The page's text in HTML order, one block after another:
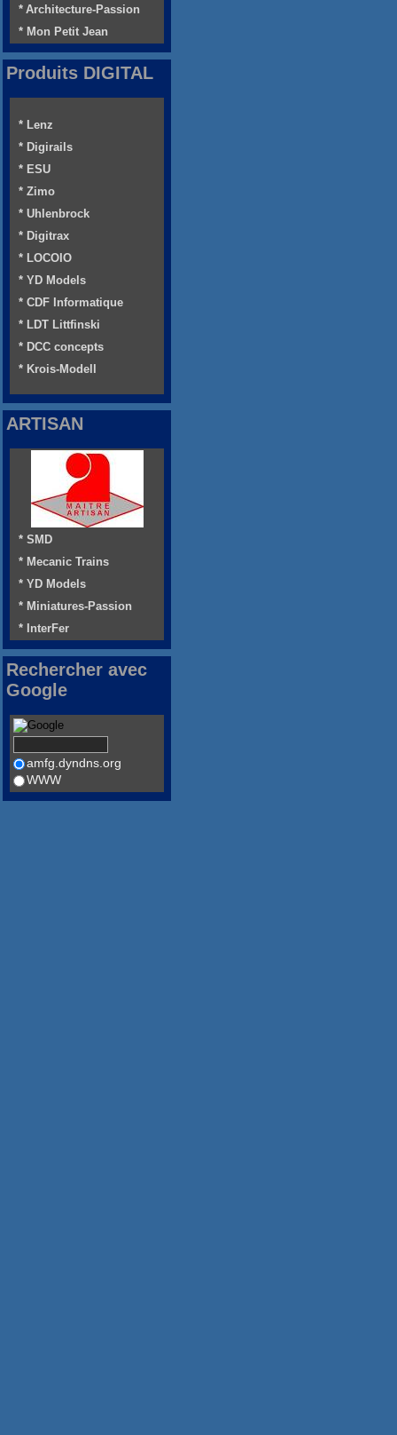
* Architecture-Passion
* Mon Petit Jean
Produits DIGITAL
* Lenz
* Digirails
* ESU
* Zimo
* Uhlenbrock
* Digitrax
* LOCOIO
* YD Models
* CDF Informatique
* LDT Littfinski
* DCC concepts
* Krois-Modell
ARTISAN
* SMD
* Mecanic Trains
* YD Models
* Miniatures-Passion
* InterFer
Rechercher avec
Google
amfg.dyndns.org
WWW